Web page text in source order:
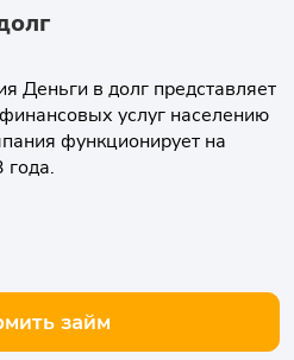
Деньги в долг представляет
услуг населению
функционирует на
года.
займ